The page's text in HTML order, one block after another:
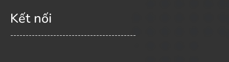
Kết nối
-----------------------------------------